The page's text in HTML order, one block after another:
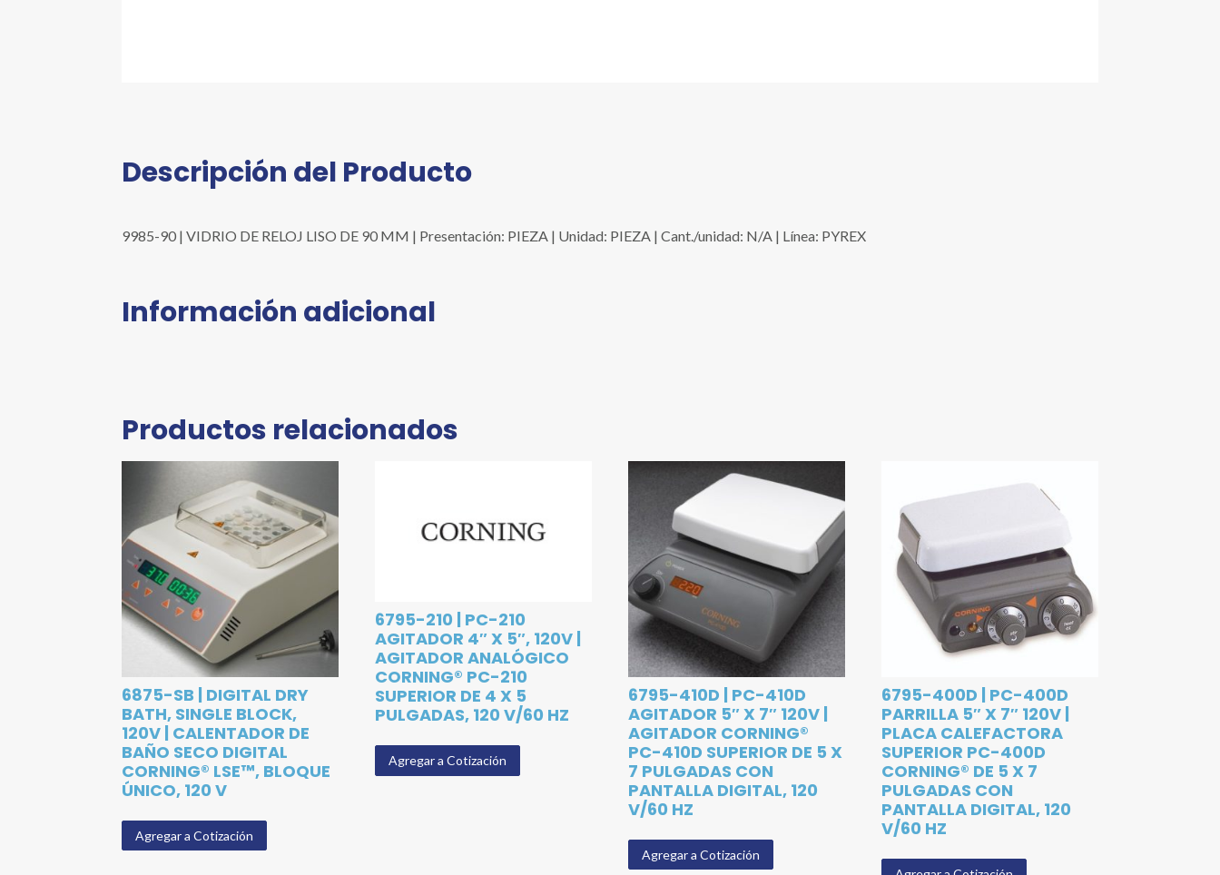
Descripción del Producto
9985-90 | VIDRIO DE RELOJ LISO DE 90 MM | Presentación: PIEZA | Unidad: PIEZA | Cant./unidad: N/A | Línea: PYREX
Información adicional
Productos relacionados
6875-SB | DIGITAL DRY
BATH, SINGLE BLOCK,
120V | CALENTADOR DE
BAÑO SECO DIGITAL
CORNING® LSE™, BLOQUE
ÚNICO, 120 V
Agregar a Cotización
6795-210 | PC-210
AGITADOR 4″ X 5″, 120V |
AGITADOR ANALÓGICO
CORNING® PC-210
SUPERIOR DE 4 X 5
PULGADAS, 120 V/60 HZ
Agregar a Cotización
6795-410D | PC-410D
AGITADOR 5″ X 7″ 120V |
AGITADOR CORNING®
PC-410D SUPERIOR DE 5 X
7 PULGADAS CON
PANTALLA DIGITAL, 120
V/60 HZ
Agregar a Cotización
6795-400D | PC-400D
PARRILLA 5″ X 7″ 120V |
PLACA CALEFACTORA
SUPERIOR PC-400D
CORNING® DE 5 X 7
PULGADAS CON
PANTALLA DIGITAL, 120
V/60 HZ